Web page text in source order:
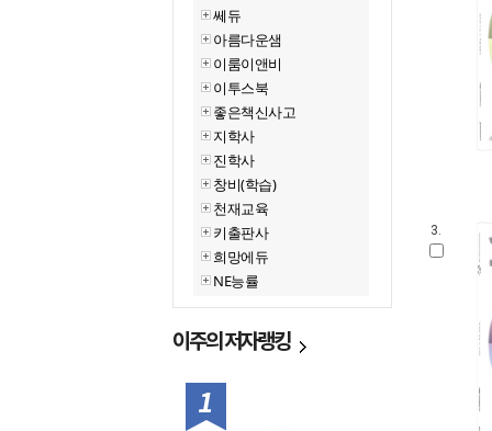
쎄듀
아름다운샘
이룸이앤비
이투스북
좋은책신사고
지학사
진학사
창비(학습)
천재교육
키출판사
희망에듀
NE능률
이주의저자랭킹
1위
3.